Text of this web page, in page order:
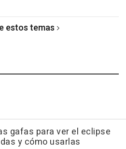
estos temas
gafas para ver el eclipse
y cómo usarlas